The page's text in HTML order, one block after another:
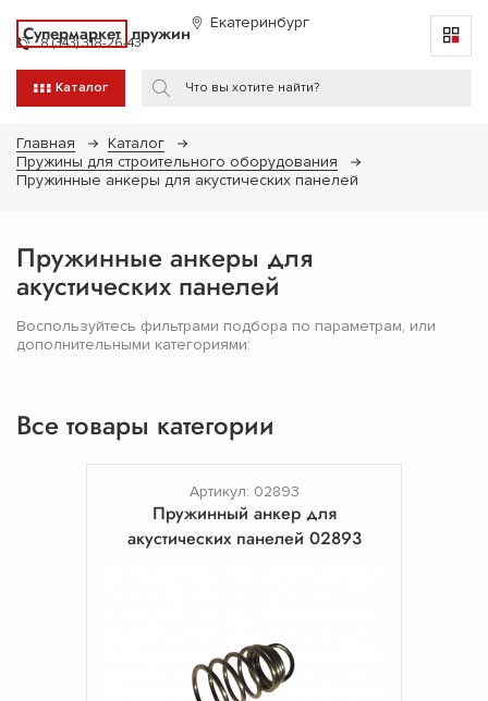
Супермаркет пружин Екатеринбург
8 (343) 318-26-43
Каталог
Главная
Каталог
Пружины для строительного оборудования
Пружинные анкеры для акустических панелей
Пружинные анкеры для
акустических панелей
Воспользуйтесь фильтрами подбора по параметрам, или
дополнительными категориями:
Все товары категории
Артикул: 02893
Пружинный анкер для
акустических панелей 02893